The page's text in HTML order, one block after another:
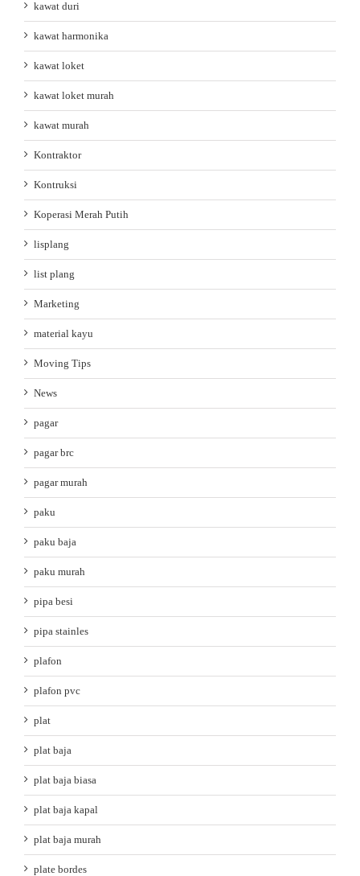
kawat duri
kawat harmonika
kawat loket
kawat loket murah
kawat murah
Kontraktor
Kontruksi
Koperasi Merah Putih
lisplang
list plang
Marketing
material kayu
Moving Tips
News
pagar
pagar brc
pagar murah
paku
paku baja
paku murah
pipa besi
pipa stainles
plafon
plafon pvc
plat
plat baja
plat baja biasa
plat baja kapal
plat baja murah
plate bordes